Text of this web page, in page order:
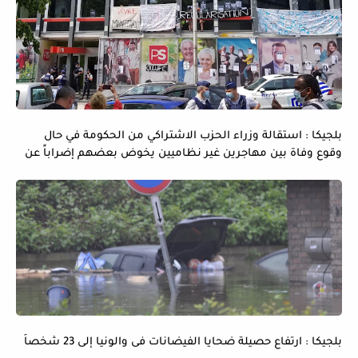
بلجيكا : استقالة وزراء الحزب الاشتراكي من الحكومة في حال
وقوع وفاة بين مهاجرين غير نظاميين يخوض بعضهم إضراباً عن
بلجيكا : ارتفاع حصيلة ضحايا الفيضانات فى والونيا إلى 23 شخصاً